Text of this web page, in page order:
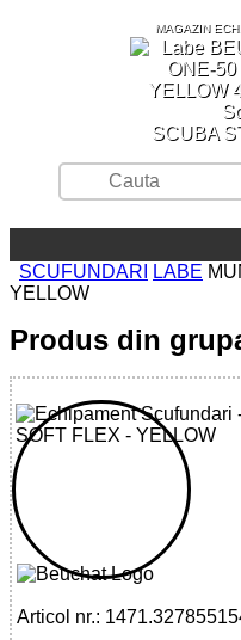
MAGAZIN
SCUBA
SCUFUNDARI LABE
YELLOW
Produs din
32785515424 - MUNDIAL
FLEX - YELLOW
Articol nr.: